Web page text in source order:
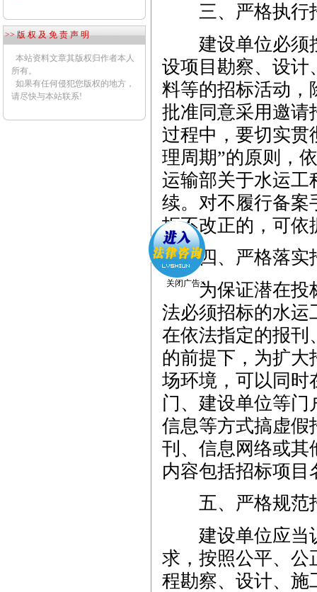
>> 版 权 及 免 责 声 明
本站资料文章其版权归作者本人
所有。
如果有任何侵犯您版权的地方，
请尽快与本站联系!
三、严格执行
建设单位必须按
设项目勘察、设计
料等的招标活动，
批准同意采用邀请
过程中，要切实贯
理周期”的原则，
运输部关于水运工
续。对不履行备案
拒不改正的，可依
四、严格落实招
为保证潜在投标
法必须招标的水运
在依法指定的报刊
的前提下，为扩大
场环境，可以同时
门、建设单位等
信息等方式搞虚假
刊、信息网络或其
内容包括招标项
五、严格规范
建设单位应当认
求，按照公平、公
程勘察、设计、施